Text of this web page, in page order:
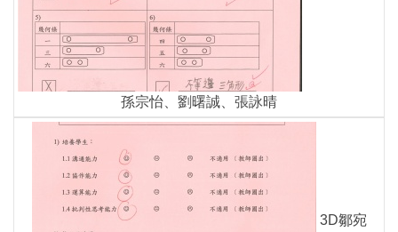
孫宗怡、劉曙誠、張詠晴
3D鄒宛